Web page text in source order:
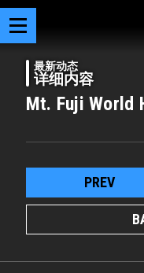
最新动态
详细内容
Mt. Fuji World
PREV